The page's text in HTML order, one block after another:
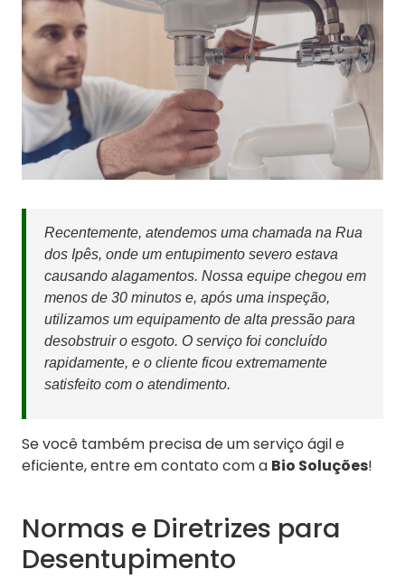
Recentemente, atendemos uma chamada na Rua
dos Ipês, onde um entupimento severo estava
causando alagamentos. Nossa equipe chegou em
menos de 30 minutos e, após uma inspeção,
utilizamos um equipamento de alta pressão para
desobstruir o esgoto. O serviço foi concluído
rapidamente, e o cliente ficou extremamente
satisfeito com o atendimento.
Se você também precisa de um serviço ágil e
eficiente, entre em contato com a Bio Soluções!
Normas e Diretrizes para
Desentupimento